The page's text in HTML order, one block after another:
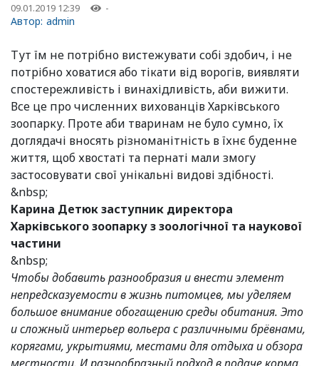
09.01.2019 12:39 -
Автор: admin
Тут їм не потрібно вистежувати собі здобич, і не
потрібно ховатися або тікати від ворогів, виявляти
спостережливість і винахідливість, аби вижити.
Все це про численних вихованців Харківського
зоопарку. Проте аби тваринам не було сумно, їх
доглядачі вносять різноманітність в їхнє буденне
життя, щоб хвостаті та пернаті мали змогу
застосовувати свої унікальні видові здібності.
&nbsp;
Карина Детюк заступник директора
Харківського зоопарку з зоологічної та наукової
частини
&nbsp;
Чтобы добавить разнообразия и внести элемент
непредсказуемости в жизнь питомцев, мы уделяем
большое внимание обогащению среды обитания. Это
и сложный интерьер вольера с различными брёвнами,
корягами, укрытиями, местами для отдыха и обзора